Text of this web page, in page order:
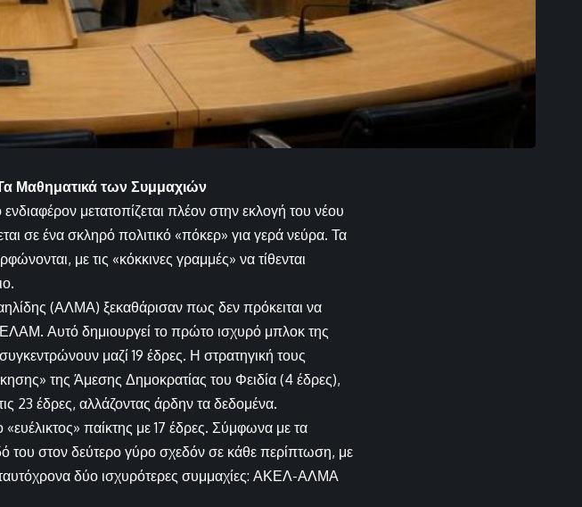
Μαθηματικά των Συμμαχιών
μετατοπίζεται πλέον στην εκλογή του νέου
σε ένα σκληρό πολιτικό «πόκερ» για γερά νεύρα. Τα
με τις «κόκκινες γραμμές» να τίθενται
(ΑΛΜΑ) ξεκαθάρισαν πως δεν πρόκειται να
Αυτό δημιουργεί το πρώτο ισχυρό μπλοκ της
μαζί 19 έδρες. Η στρατηγική τους
της Άμεσης Δημοκρατίας του Φειδία (4 έδρες),
23 έδρες, αλλάζοντας άρδην τα δεδομένα.
παίκτης με 17 έδρες. Σύμφωνα με τα
του στον δεύτερο γύρο σχεδόν σε κάθε περίπτωση, με
ταυτόχρονα δύο ισχυρότερες συμμαχίες: ΑΚΕΛ-ΑΛΜΑ